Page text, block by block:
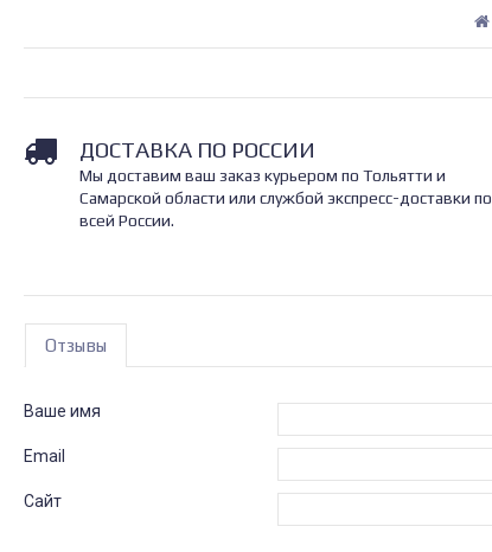
ДОСТАВКА ПО РОССИИ
Мы доставим ваш заказ курьером по Тольятти и
Самарской области или службой экспресс-доставки по
всей России.
Отзывы
Ваше имя
Email
Сайт